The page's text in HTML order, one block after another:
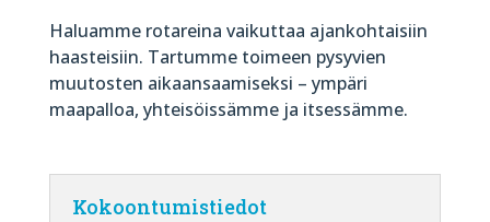
Haluamme rotareina vaikuttaa ajankohtaisiin
haasteisiin. Tartumme toimeen pysyvien
muutosten aikaansaamiseksi – ympäri
maapalloa, yhteisöissämme ja itsessämme.
Kokoontumistiedot